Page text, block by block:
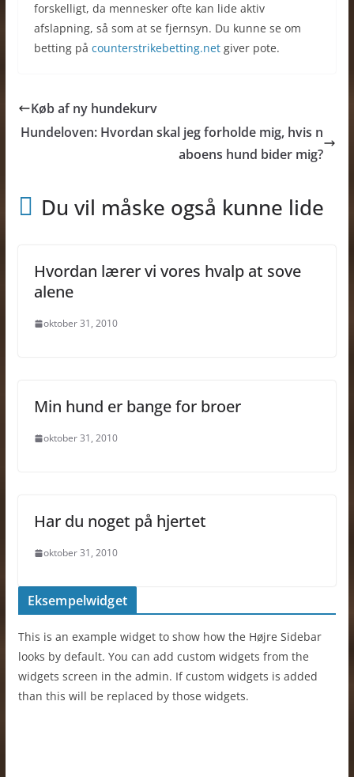
forskelligt, da mennesker ofte kan lide aktiv
afslapning, så som at se fjernsyn. Du kunne se om
betting på counterstrikebetting.netgiver pote.
Køb af ny hundekurv
Hundeloven: Hvordan skal jeg forholde mig, hvis n
aboens hund bider mig?
Du vil måske også kunne lide
Hvordan lærer vi vores hvalp at sove
alene
oktober 31, 2010
Min hund er bange for broer
oktober 31, 2010
Har du noget på hjertet
oktober 31, 2010
Eksempelwidget
This is an example widget to show how the Højre Sidebar
looks by default. You can add custom widgets from the
widgets screen in the admin. If custom widgets is added
than this will be replaced by those widgets.